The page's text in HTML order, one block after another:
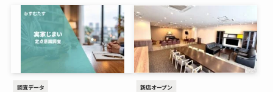
一般公開 一般公開
調査データ 新店オープン